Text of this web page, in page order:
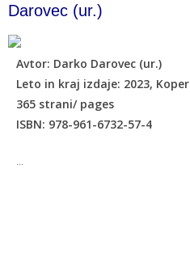
Darovec (ur.)
Avtor: Darko Darovec (ur.)
Leto in kraj izdaje: 2023, Koper
365 strani/ pages
ISBN: 978-961-6732-57-4
...